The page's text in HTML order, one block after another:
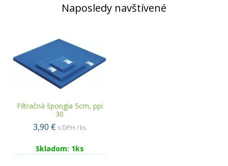
Naposledy navštívené
Filtračná špongia 5cm, ppi
30
3,90 € s DPH / ks
Skladom: 1ks